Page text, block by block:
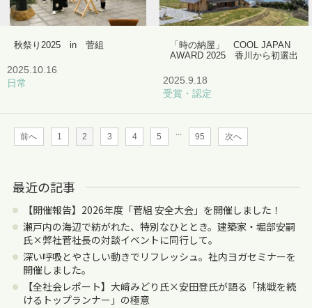
秋祭り2025 in 菅組
2025.10.16
日常
「時の納屋」 COOL JAPAN
AWARD 2025 香川から初選出
2025.9.18
受賞・認定
前へ 1 2 3 4 5 ... 95 次へ
最近の記事
【開催報告】2026年度「菅組 安全大会」を開催しました！
瀬戸内の海辺で紡がれた、特別なひととき。建築家・堀部安嗣
氏×弊社菅社長の対談イベントに同行して。
深い呼吸とやさしい動きでリフレッシュ。社内ヨガセミナーを
開催しました。
【全社会レポート】大﨑みどり氏×安田登氏が語る「挑戦を続
けるトップランナー」の極意